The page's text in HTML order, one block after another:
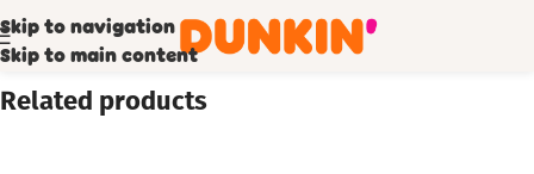
Skip to navigation
Skip to main content
მარწყვის სმუზი
Related products